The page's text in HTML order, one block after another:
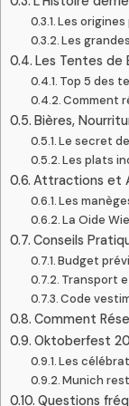
Les origines
Les
Les Tentes de
Top 5 des
Comment
Bières,
Le secret
Les plats
Attractions et
Les
La Oide
Conseils
Budget
Transport
Code
Comment
Oktoberfest
Les
Munich
Questions